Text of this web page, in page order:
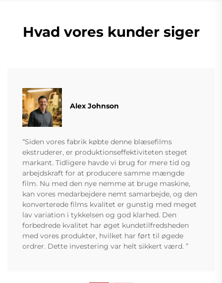
Hvad vores kunder siger
Alex Johnson
“Siden vores fabrik købte denne blæsefilms
ekstruderer, er produktionseffektiviteten steget
markant. Tidligere havde vi brug for mere tid og
arbejdskraft for at producere samme mængde
film. Nu med den nye nemme at bruge maskine,
kan vores medarbejdere nemt samarbejde, og den
konverterede films kvalitet er gunstig med meget
lav variation i tykkelsen og god klarhed. Den
forbedrede kvalitet har øget kundetilfredsheden
med vores produkter, hvilket har ført til øgede
ordrer. Dette investering var helt sikkert værd. ”